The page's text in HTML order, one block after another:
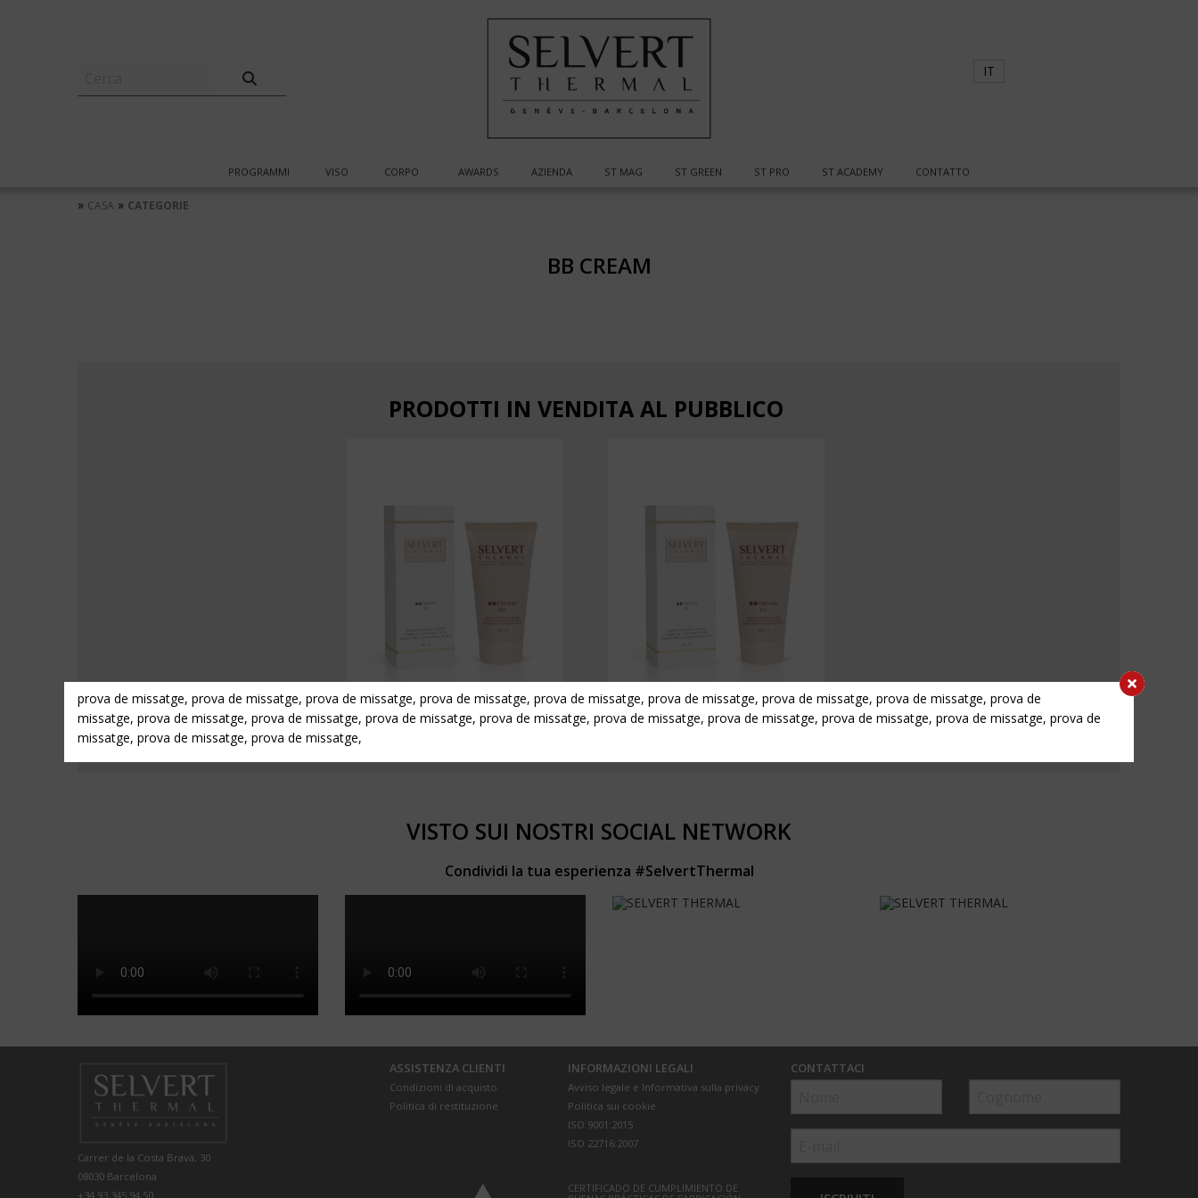
prova de missatge, prova de missatge, prova de missatge, prova de missatge, prova de missatge, prova de missatge, prova de missatge, prova de missatge, prova de
missatge, prova de missatge, prova de missatge, prova de missatge, prova de missatge, prova de missatge, prova de missatge, prova de missatge, prova de missatge, prova de
missatge, prova de missatge, prova de missatge,
IT
PROGRAMMI VISO CORPO AWARDS AZIENDA ST MAG ST GREEN ST PRO ST ACADEMY CONTATTO
» CASA » CATEGORIE
BB CREAM
PRODOTTI IN VENDITA AL PUBBLICO
VISTO SUI NOSTRI SOCIAL NETWORK
Condividi la tua esperienza #SelvertThermal
Carrer de la Costa Brava, 30
08030 Barcelona
+34 93 345 94 50
ASSISTENZA CLIENTI
Condizioni di acquisto
Politica di restituzione
INFORMAZIONI LEGALI
Avviso legale e Informativa sulla privacy
Politica sui cookie
ISO 9001:2015
ISO 22716:2007
CERTIFICADO DE CUMPLIMIENTO DE
CONTATTACI